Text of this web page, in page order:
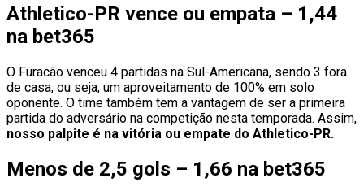
Athletico-PR vence ou empata – 1,44
na bet365
O Furacão venceu 4 partidas na Sul-Americana, sendo 3 fora
de casa, ou seja, um aproveitamento de 100% em solo
oponente. O time também tem a vantagem de ser a primeira
partida do adversário na competição nesta temporada. Assim,
nosso palpite é na vitória ou empate do Athletico-PR.
Menos de 2,5 gols – 1,66 na bet365